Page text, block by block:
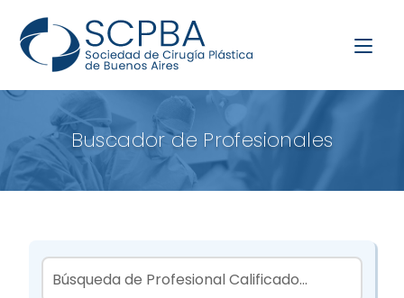
Buscador de Profesionales